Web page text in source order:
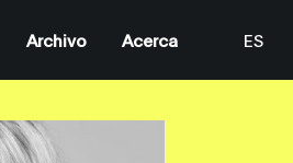
Archivo Acerca
ES